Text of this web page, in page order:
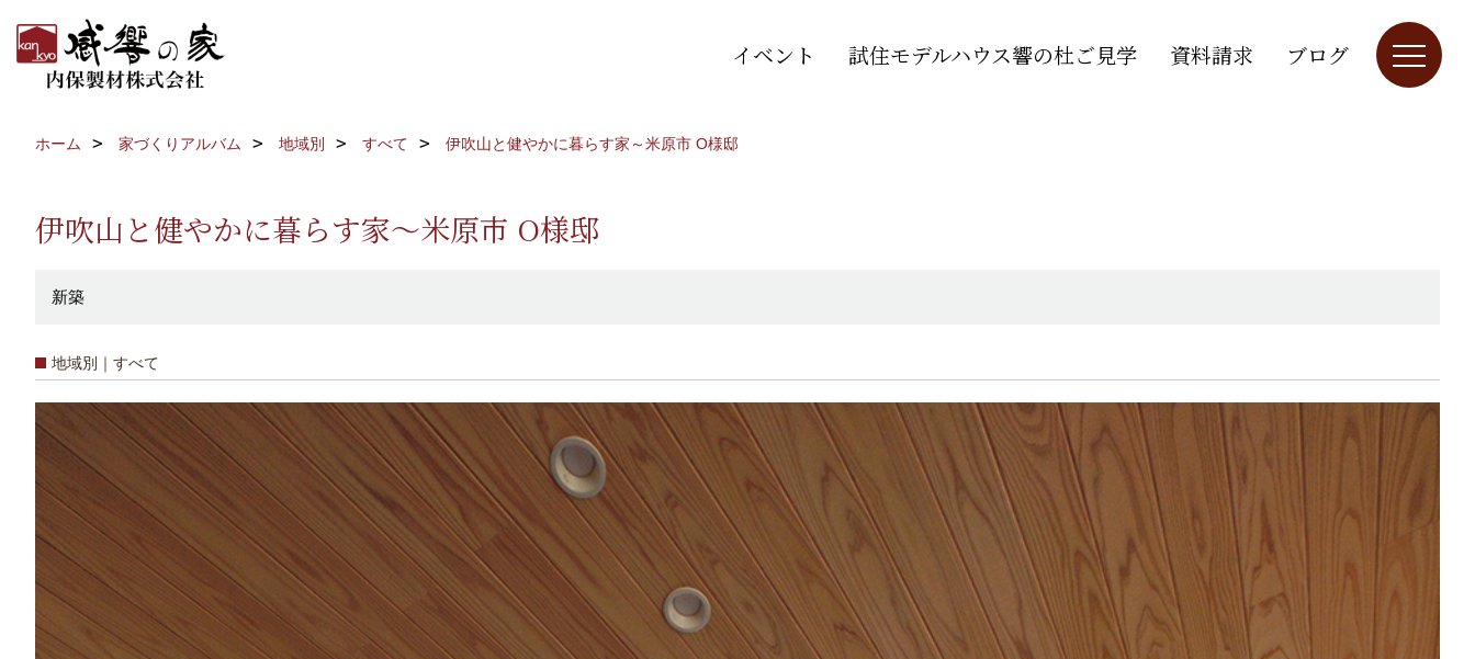
イベント 試住モデルハウス響の杜ご見学 資料請求 ブログ
ホーム 家づくりアルバム 地域別 すべて 伊吹山と健やかに暮らす家～米原市 O様邸
伊吹山と健やかに暮らす家～米原市 O様邸
新築
地域別｜すべて